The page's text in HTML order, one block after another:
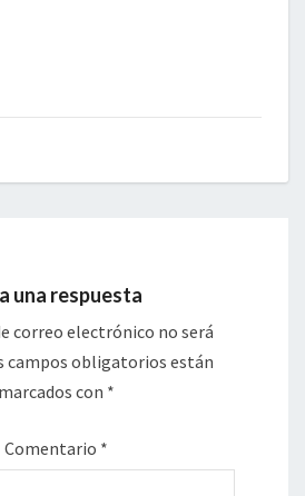
una respuesta
correo electrónico no será
campos obligatorios están
marcados con *
Comentario *